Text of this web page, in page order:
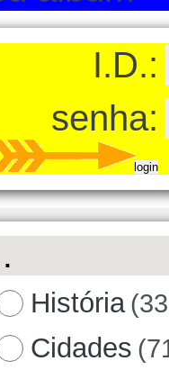
I.D.:
senha:
História
Cidades